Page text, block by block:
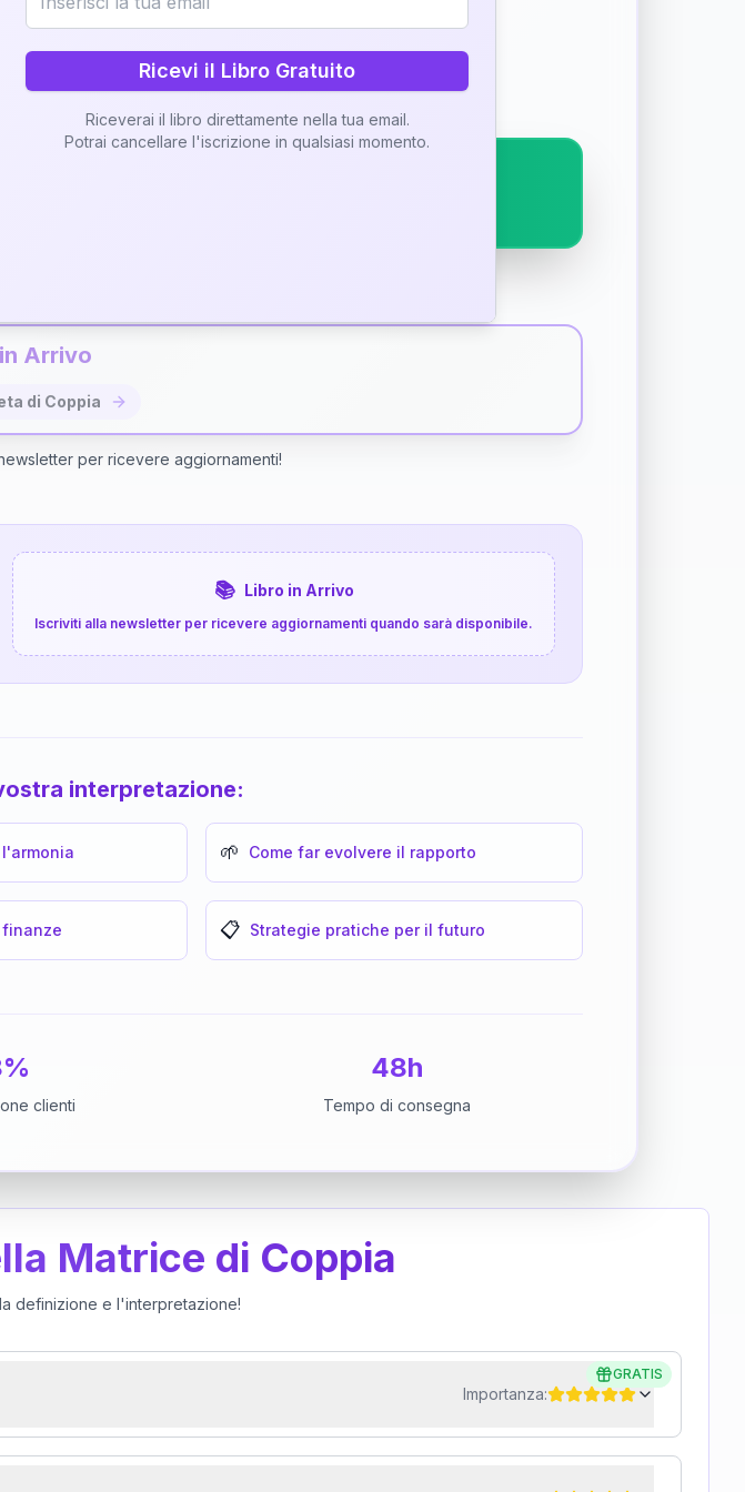
attraverso una nostra interpretazione
Arrivo
di Coppia
per ricevere aggiornamenti!
📚 Libro in Arrivo
Iscriviti alla newsletter per ricevere aggiornamenti quando sarà disponibile.
interpretazione:
🌱 Come far evolvere il rapporto
finanze 📋 Strategie pratiche per il futuro
clienti
48h
Tempo di consegna
Matrice di Coppia
definizione e l'interpretazione!
GRATIS
Importanza:
Ricevi il Libro Gratuito
Riceverai il libro direttamente nella tua email.
Potrai cancellare l'iscrizione in qualsiasi momento.